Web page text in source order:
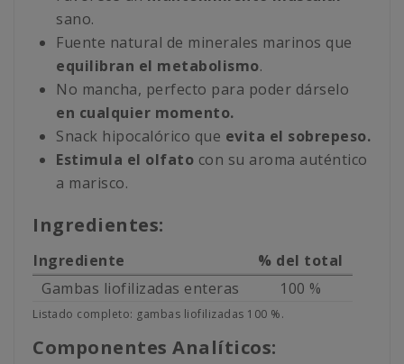
sano.
Fuente natural de minerales marinos que
equilibran el metabolismo.
No mancha, perfecto para poder dárselo
en cualquier momento.
Snack hipocalórico que evita el sobrepeso.
Estimula el olfato con su aroma auténtico
a marisco.
Ingredientes:
Ingrediente
% del total
Gambas liofilizadas enteras
100 %
Listado completo: gambas liofilizadas 100 %.
Componentes Analíticos: